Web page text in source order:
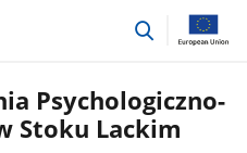
przejdź
Psychologiczno-
Stoku Lackim